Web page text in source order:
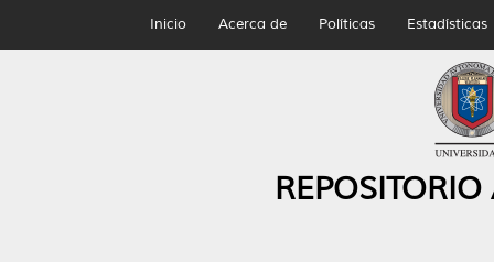
Inicio Acerca de Políticas Estadísticas